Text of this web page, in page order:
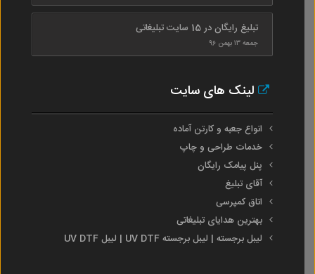
تبلیغ رایگان در 15 سایت تبلیغاتی
جمعه ۱۳ بهمن ۹۶
لینک های سایت
انواع جعبه و کارتن آماده
خدمات طراحی و چاپ
پنل پیامک رایگان
آقای تبلیغ
اتاق کمپرسی
بهترین هدایای تبلیغاتی
لیبل برجسته | لیبل برجسته UV DTF | لیبل UV DTF